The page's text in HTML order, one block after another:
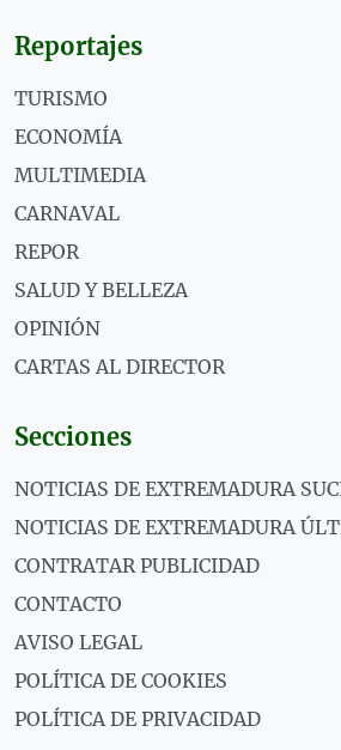
Reportajes
TURISMO
ECONOMÍA
MULTIMEDIA
CARNAVAL
REPOR
SALUD Y BELLEZA
OPINIÓN
CARTAS AL DIRECTOR
Secciones
NOTICIAS DE EXTREMADURA
NOTICIAS DE EXTREMADURA
CONTRATAR PUBLICIDAD
CONTACTO
AVISO LEGAL
POLÍTICA DE COOKIES
POLÍTICA DE PRIVACIDAD